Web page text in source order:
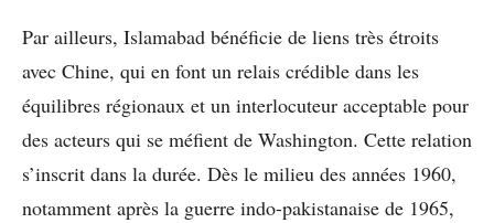
Par ailleurs, Islamabad bénéficie de liens très étroits
avec Chine, qui en font un relais crédible dans les
équilibres régionaux et un interlocuteur acceptable pour
des acteurs qui se méfient de Washington. Cette relation
s’inscrit dans la durée. Dès le milieu des années 1960,
notamment après la guerre indo-pakistanaise de 1965,